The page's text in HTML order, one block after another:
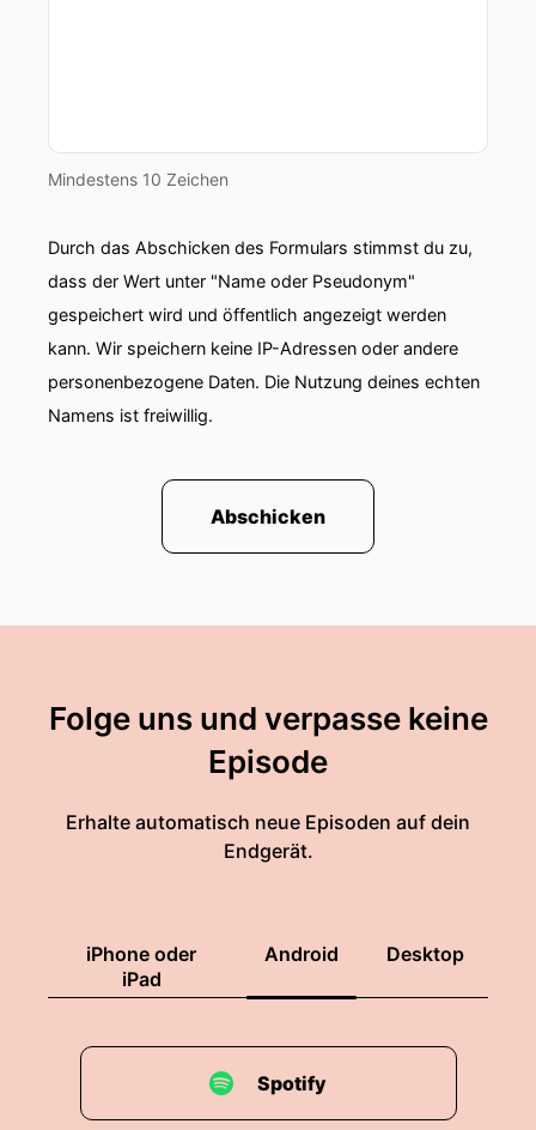
Mindestens 10 Zeichen
Durch das Abschicken des Formulars stimmst du zu,
dass der Wert unter "Name oder Pseudonym"
gespeichert wird und öffentlich angezeigt werden
kann. Wir speichern keine IP-Adressen oder andere
personenbezogene Daten. Die Nutzung deines echten
Namens ist freiwillig.
Abschicken
Folge uns und verpasse keine
Episode
Erhalte automatisch neue Episoden auf dein
Endgerät.
iPhone oder
iPad
Android Desktop
Spotify